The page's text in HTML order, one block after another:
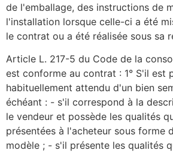
de l'emballage, des instructions de
l'installation lorsque celle-ci a été
le contrat ou a été réalisée sous sa
Article L. 217-5 du Code de la
est conforme au contrat : 1° S'il est
habituellement attendu d'un bien
échéant : - s'il correspond à la
le vendeur et possède les qualités
présentées à l'acheteur sous forme
modèle ; - s'il présente les qualités